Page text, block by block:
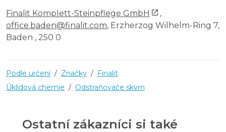
Finalit Komplett-Steinpflege GmbH
,
office.baden@finalit.com, Erzherzog Wilhelm-Ring 7,
Baden , 250 0
Podle určení / Značky / Finalit
Úklidová chemie / Odstraňovače skvrn
Ostatní zákazníci si také